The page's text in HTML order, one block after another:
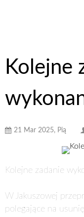
Kolejne
21 Mar 2025, Pią
Kolejne zadanie
W Jakuszowej
polegające na